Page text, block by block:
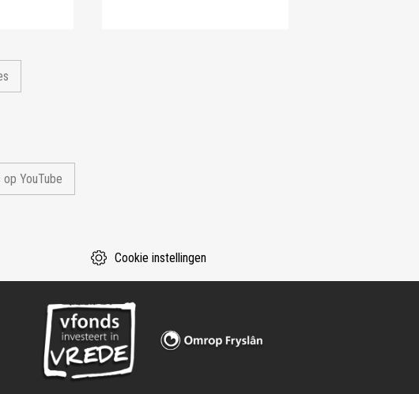
YouTube
Cookie instellingen